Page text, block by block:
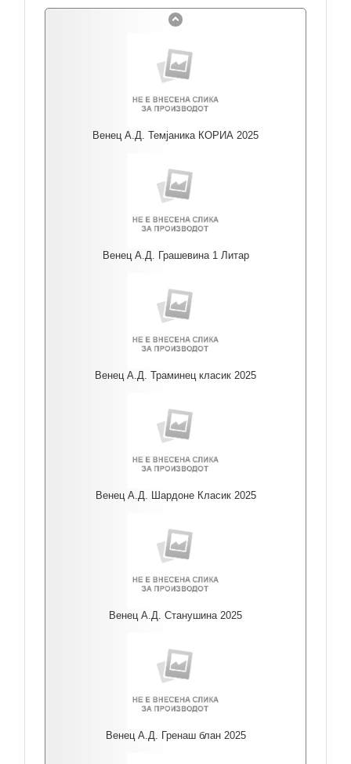
Венец А.Д. Темјаника КОРИА 2025
Венец А.Д. Грашевина 1 Литар
Венец А.Д. Траминец класик 2025
Венец А.Д. Шардоне Класик 2025
Венец А.Д. Станушина 2025
Венец А.Д. Гренаш блан 2025